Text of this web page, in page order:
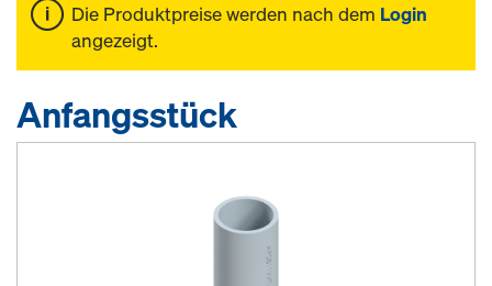
Die Produktpreise werden nach dem Login
angezeigt.
Anfangsstück